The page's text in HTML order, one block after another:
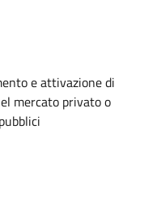
e attivazione di
mercato privato o